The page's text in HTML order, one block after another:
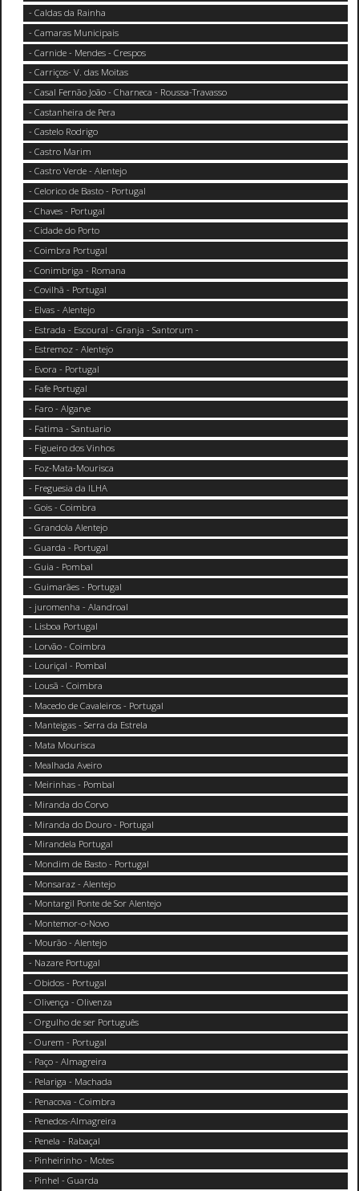
- Caldas da Rainha
- Camaras Municipais
- Carnide - Mendes - Crespos
- Carriços- V. das Moitas
- Casal Fernão João - Charneca - Roussa-Travasso
- Castanheira de Pera
- Castelo Rodrigo
- Castro Marim
- Castro Verde - Alentejo
- Celorico de Basto - Portugal
- Chaves - Portugal
- Cidade do Porto
- Coimbra Portugal
- Conimbriga - Romana
- Covilhã - Portugal
- Elvas - Alentejo
- Estrada - Escoural - Granja - Santorum -
- Estremoz - Alentejo
- Evora - Portugal
- Fafe Portugal
- Faro - Algarve
- Fatima - Santuario
- Figueiro dos Vinhos
- Foz-Mata-Mourisca
- Freguesia da ILHA
- Gois - Coimbra
- Grandola Alentejo
- Guarda - Portugal
- Guia - Pombal
- Guimarães - Portugal
- juromenha - Alandroal
- Lisboa Portugal
- Lorvão - Coimbra
- Louriçal - Pombal
- Lousã - Coimbra
- Macedo de Cavaleiros - Portugal
- Manteigas - Serra da Estrela
- Mata Mourisca
- Mealhada Aveiro
- Meirinhas - Pombal
- Miranda do Corvo
- Miranda do Douro - Portugal
- Mirandela Portugal
- Mondim de Basto - Portugal
- Monsaraz - Alentejo
- Montargil Ponte de Sor Alentejo
- Montemor-o-Novo
- Mourão - Alentejo
- Nazare Portugal
- Obidos - Portugal
- Olivença - Olivenza
- Orgulho de ser Português
- Ourem - Portugal
- Paço - Almagreira
- Pelariga - Machada
- Penacova - Coimbra
- Penedos-Almagreira
- Penela - Rabaçal
- Pinheirinho - Motes
- Pinhel - Guarda